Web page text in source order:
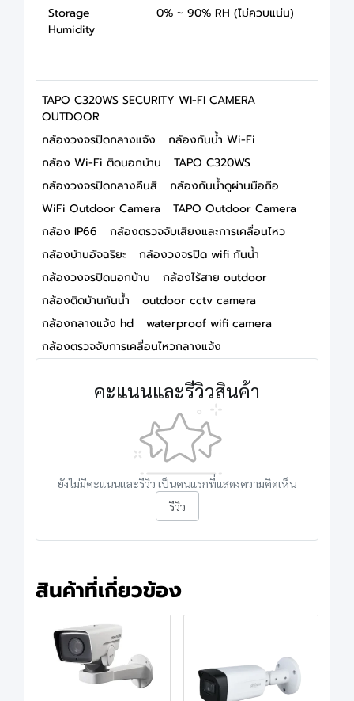
Storage
Humidity
0% ~ 90% RH (ไม่ควบแน่น)
TAPO C320WS SECURITY WI-FI CAMERA
OUTDOOR
กล้องวงจรปิดกลางแจ้ง
กล้องกันน้ำ Wi-Fi
กล้อง Wi-Fi ติดนอกบ้าน
TAPO C320WS
กล้องวงจรปิดกลางคืนสี
กล้องกันน้ำดูผ่านมือถือ
WiFi Outdoor Camera
TAPO Outdoor Camera
กล้อง IP66
กล้องตรวจจับเสียงและการเคลื่อนไหว
กล้องบ้านอัจฉริยะ
กล้องวงจรปิด wifi กันน้ำ
กล้องวงจรปิดนอกบ้าน
กล้องไร้สาย outdoor
กล้องติดบ้านกันน้ำ
outdoor cctv camera
กล้องกลางแจ้ง hd
waterproof wifi camera
กล้องตรวจจับการเคลื่อนไหวกลางแจ้ง
คะแนนและรีวิวสินค้า
ยังไม่มีคะแนนและรีวิว เป็นคนแรกที่แสดงความคิดเห็น
รีวิว
สินค้าที่เกี่ยวข้อง